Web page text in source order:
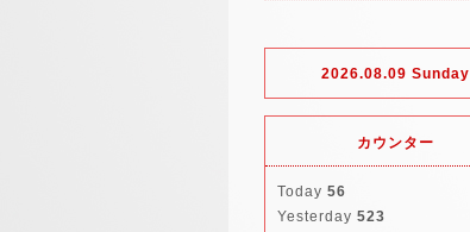
2026.08.09 Sunday
カウンター
Today 56
Yesterday 523